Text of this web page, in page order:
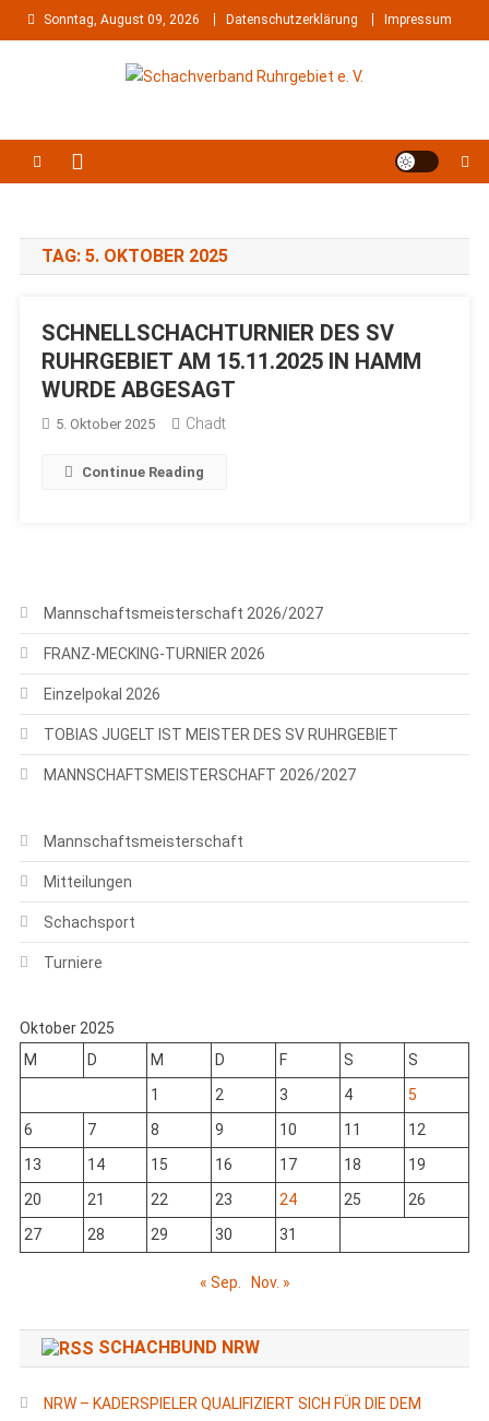
to
Sonntag, August 09, 2026 Datenschutzerklärung Impressum
TAG: 5. OKTOBER 2025
SCHNELLSCHACHTURNIER DES SV
RUHRGEBIET AM 15.11.2025 IN HAMM
WURDE ABGESAGT
5. Oktober 2025 Chadt
Continue Reading
Mannschaftsmeisterschaft 2026/2027
FRANZ-MECKING-TURNIER 2026
Einzelpokal 2026
TOBIAS JUGELT IST MEISTER DES SV RUHRGEBIET
MANNSCHAFTSMEISTERSCHAFT 2026/2027
Mannschaftsmeisterschaft
Mitteilungen
Schachsport
Turniere
Oktober 2025
M
D M D F S
S
1
2 3 4
5
6
7 8 9 10 11
12
13
14 15 16 17 18
19
20
21 22 23 24 25
26
27
28 29 30 31
« Sep. Nov. »
SCHACHBUND NRW
NRW – KADERSPIELER QUALIFIZIERT SICH FÜR DIE DEM